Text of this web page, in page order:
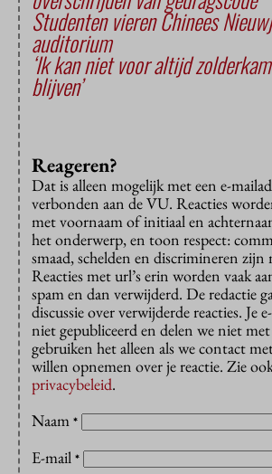
Studenten vieren Chinees
auditorium
‘Ik kan niet voor altijd
blijven’
Reageren?
Dat is alleen mogelijk met een e-
verbonden aan de VU. Reacties
met voornaam of initiaal en
het onderwerp, en toon respect:
smaad, schelden en discrimineren zijn
Reacties met url’s erin worden vaak
spam en dan verwijderd. De redactie
discussie over verwijderde reacties. Je
niet gepubliceerd en delen we niet
gebruiken het alleen als we contact
willen opnemen over je reactie. Zie
privacybeleid.
Naam *
E-mail *